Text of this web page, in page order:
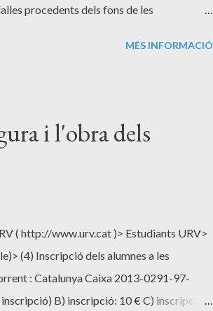
procedents dels fons de les
MÉS INFORMACIÓ
i l'obra dels
( http://www.urv.cat )> Estudiants URV>
(4) Inscripció dels alumnes a les
: Catalunya Caixa 2013-0291-97-
B) inscripció: 10 € C) inscripció i